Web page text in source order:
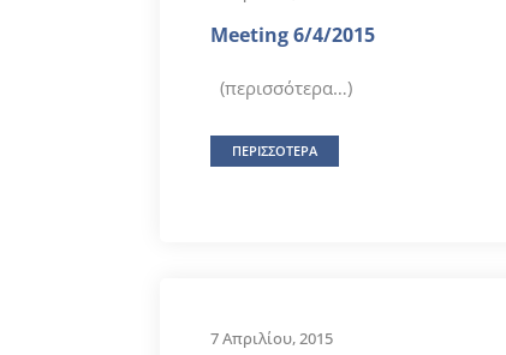
Meeting 6/4/2015
(περισσότερα…)
ΠΕΡΙΣΣΟΤΕΡΑ
7 Απριλίου, 2015